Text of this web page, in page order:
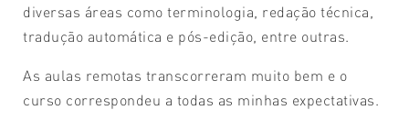
diversas áreas como terminologia, redação técnica,
tradução automática e pós-edição, entre outras.
As aulas remotas transcorreram muito bem e o
curso correspondeu a todas as minhas expectativas.